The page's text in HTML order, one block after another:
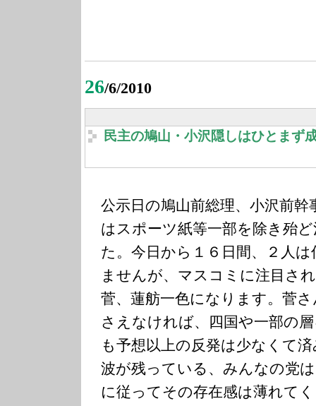
26/6/2010
民主の鳩山・小沢隠しはひとまず
公示日の鳩山前総理、小沢前
はスポーツ紙等一部を除き殆
た。今日から１６日間、２人
ませんが、マスコミに注目さ
菅、蓮舫一色になります。菅
さえなければ、四国や一部の
も予想以上の反発は少なくて
波が残っている、みんなの党
に従ってその存在感は薄れて